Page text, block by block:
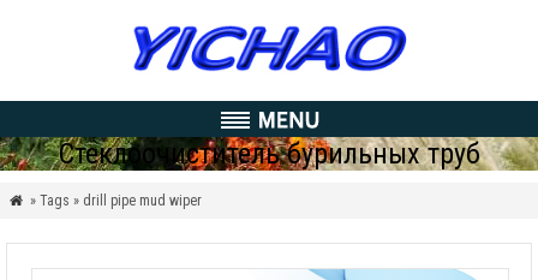
Стеклоочиститель бурильных труб
 » Tags » drill pipe mud wiper